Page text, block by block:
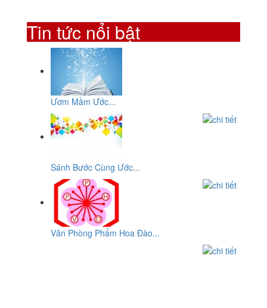
Tin tức nổi bật
Ươm Mầm Ước...
Sánh Bước Cùng Ước...
Văn Phòng Phẩm Hoa Đào...